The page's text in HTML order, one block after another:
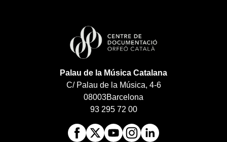
Palau de la Música Catalana
C/ Palau de la Música, 4-6
08003Barcelona
93 295 72 00